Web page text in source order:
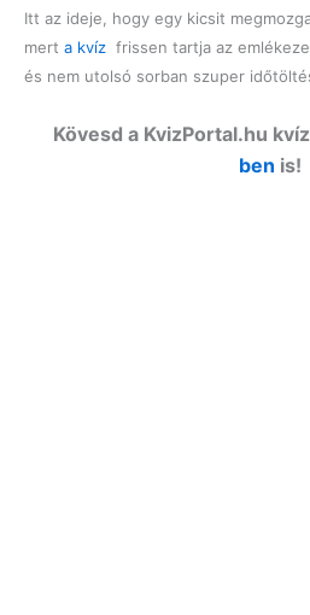
Itt az ideje, hogy egy kicsit
mert a kvíz frissen tartja az
és nem utolsó sorban szuper
Kövesd a KvizPortal.hu
ben is!